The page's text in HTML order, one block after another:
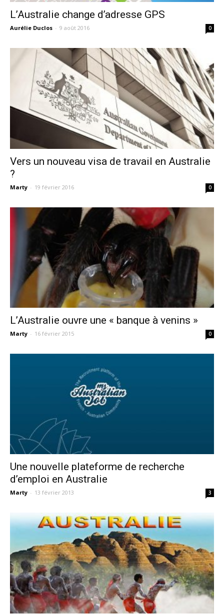
L’Australie change d’adresse GPS
Aurélie Duclos - 9 août 2016 0
Vers un nouveau visa de travail en Australie
?
Marty - 19 février 2016 0
L’Australie ouvre une « banque à venins »
Marty - 16 février 2015 0
Une nouvelle plateforme de recherche
d’emploi en Australie
Marty - 13 février 2013 3